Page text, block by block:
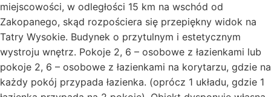
miejscowości, w odległości 15 km na wschód od
Zakopanego, skąd rozpościera się przepiękny widok na
Tatry Wysokie. Budynek o przytulnym i estetycznym
wystroju wnętrz. Pokoje 2, 6 – osobowe z łazienkami lub
pokoje 2, 6 – osobowe z łazienkami na korytarzu, gdzie na
każdy pokój przypada łazienka. (oprócz 1 układu, gdzie 1